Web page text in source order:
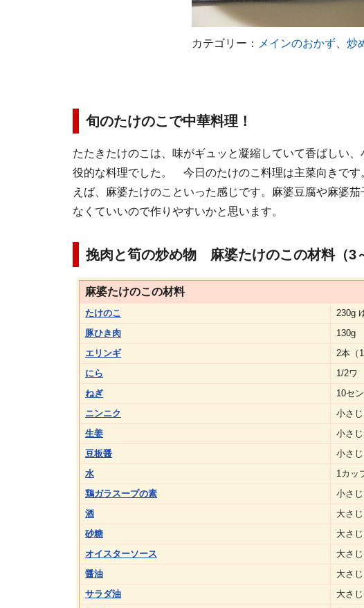
カテゴリー： メインのおかず 炒
旬のたけのこで中華料理！
たたきたけのこは、味がギュッと凝縮していて香ばしい
役的な料理でした。 今日のたけのこ料理は主菜向きで
えば、麻婆たけのこといった感じです。麻婆豆腐や麻婆
なくていいので作りやすいかと思います。
挽肉と筍の炒め物 麻婆たけのこの材料（3
麻婆たけのこの材料
たけのこ
230g
豚ひき肉
130g
エリンギ
2本（
にら
1/2ワ
ねぎ
10セ
ニンニク
小さじ
生姜
小さじ
豆板醤
小さ
水
1カッ
鶏ガラスープの素
小さじ
酒
大さ
砂糖
大さ
オイスターソース
大さ
醤油
大さ
サラダ油
大さ